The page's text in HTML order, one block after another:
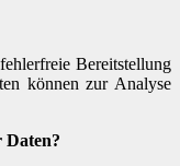
Bereitstellung
können zur Analyse
Daten?